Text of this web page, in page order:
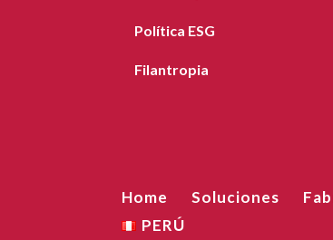
Política ESG
Filantropia
Home Soluciones
PERÚ